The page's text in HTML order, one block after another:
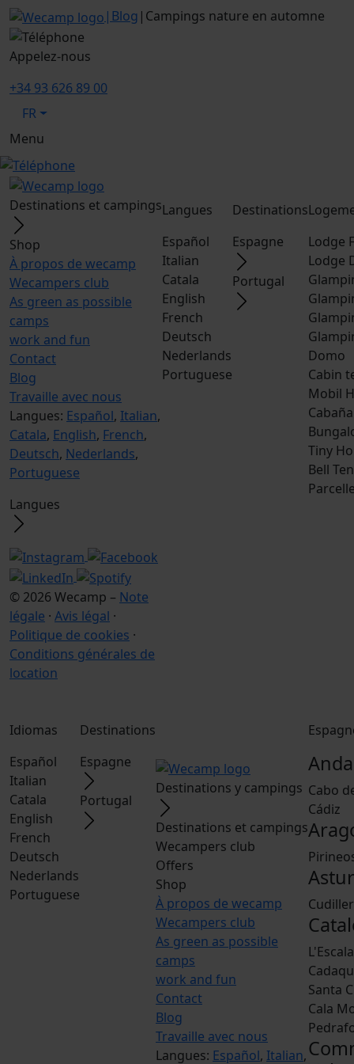
| Blog | Campings nature en automne
Appelez-nous
+34 93 626 89 00
FR
Menu
Destinations et campings
Shop
À propos de wecamp
Wecampers club
As green as possible
camps
work and fun
Contact
Blog
Travaille avec nous
Langues: Español, Italian,
Catala, English, French,
Deutsch, Nederlands,
Portuguese
Langues
© 2026 Wecamp – Note
légale · Avis légal ·
Politique de cookies ·
Conditions générales de
location
Langues
Español
Italian
Catala
English
French
Deutsch
Nederlands
Portuguese
Destinations
Espagne
Portugal
Lodge
Lodge
Domo
Cabin
Mobil
Tiny
Bell
Idiomas
Español
Italian
Catala
English
French
Deutsch
Nederlands
Portuguese
Destinations
Espagne
Portugal
Destinations y campings
Destinations et campings
Wecampers club
Offers
Shop
À propos de wecamp
Wecampers club
As green as possible
camps
work and fun
Contact
Blog
Travaille avec nous
Langues: Español, Italian,
Cabo
Cádiz
Santa
Cala